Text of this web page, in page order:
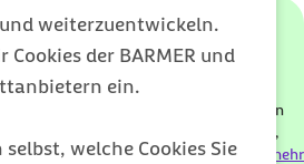
weiterzuentwickeln.
Cookies der BARMER und
ein.
welche Cookies Sie
Zuverlässiger Skill mit vielen
Lieblingskombination gefunden hat,
abrufen.
mehr